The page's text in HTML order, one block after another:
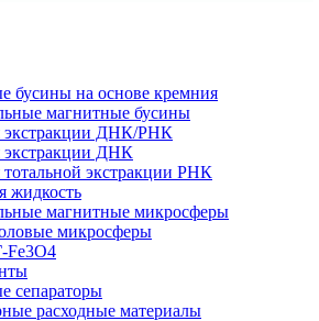
бусины на основе кремния
магнитные бусины
экстракции ДНК/РНК
экстракции ДНК
экстракции РНК
жидкость
магнитные микросферы
микросферы
сепараторы
расходные материалы